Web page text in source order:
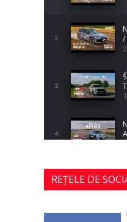
2
/
3
4
5
REȚELE DE